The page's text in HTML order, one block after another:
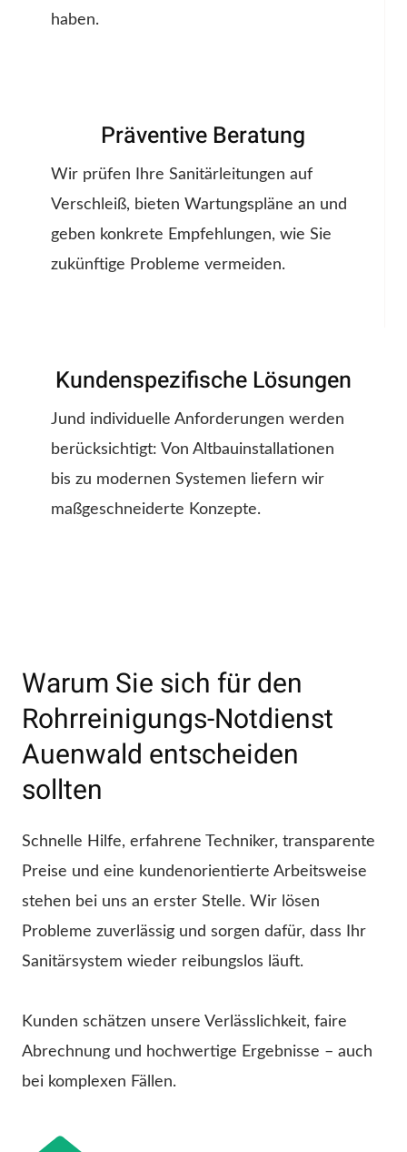
haben.
Präventive Beratung
Wir prüfen Ihre Sanitärleitungen auf
Verschleiß, bieten Wartungspläne an und
geben konkrete Empfehlungen, wie Sie
zukünftige Probleme vermeiden.
Kundenspezifische Lösungen
Jund individuelle Anforderungen werden
berücksichtigt: Von Altbauinstallationen
bis zu modernen Systemen liefern wir
maßgeschneiderte Konzepte.
Warum Sie sich für den
Rohrreinigungs-Notdienst
Auenwald entscheiden
sollten
Schnelle Hilfe, erfahrene Techniker, transparente
Preise und eine kundenorientierte Arbeitsweise
stehen bei uns an erster Stelle. Wir lösen
Probleme zuverlässig und sorgen dafür, dass Ihr
Sanitärsystem wieder reibungslos läuft.
Kunden schätzen unsere Verlässlichkeit, faire
Abrechnung und hochwertige Ergebnisse – auch
bei komplexen Fällen.